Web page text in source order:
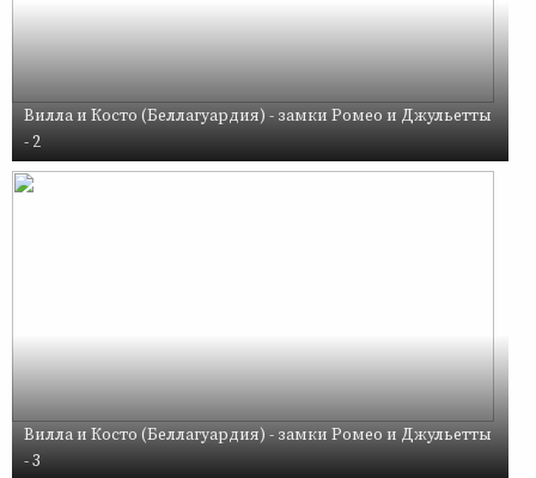
Вилла и Косто (Беллагуардия) - замки Ромео и Джульетты
- 2
Вилла и Косто (Беллагуардия) - замки Ромео и Джульетты
- 3